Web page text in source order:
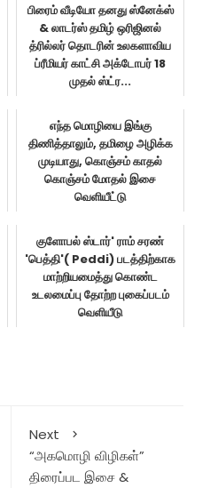
பிரைம் வீடியோ தனது ஸ்னேக்ஸ்
& லாடர்ஸ் தமிழ் ஒரிஜினல்
த்ரில்லர் தொடரின் உலகளாவிய
ப்ரீமியர் காட்சி அக்டோபர் 18
முதல் ஸ்ட்ர...
எந்த மொழியை இங்கு
திணித்தாலும், தமிழை அழிக்க
முடியாது, கொஞ்சம் காதல்
கொஞ்சம் மோதல் இசை
வெளியீட்டு
குளோபல் ஸ்டார்' ராம் சரண்
'பெத்தி'( Peddi) படத்திற்காக
மாற்றியமைத்து கொண்ட
உடலமைப்பு தோற்ற புகைப்படம்
வெளியீடு
Next
“அகமொழி விழிகள்”
திரைப்பட இசை &